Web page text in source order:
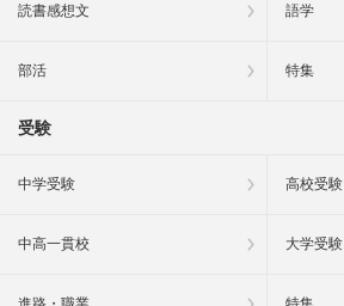
読書感想文 語学
部活 特集
受験
中学受験 高校受験
中高一貫校 大学受験